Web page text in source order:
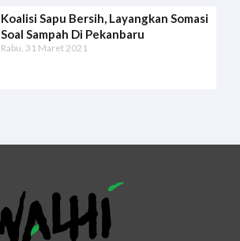
Koalisi Sapu Bersih, Layangkan Somasi
Soal Sampah Di Pekanbaru
Rabu, 31 Maret 2021